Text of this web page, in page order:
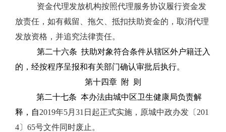
资金代理发放机构按照代理服务协议履行资金发
放责任，如有截留、拖欠、抵扣扶助资金的，取消代理
发放资格，并追究法律责任。
第二十六条 扶助对象符合条件从辖区外户籍迁入
的，经按程序呈报和有关部门确认审批后执行。
第十四章 附 则
第二十七条 本办法由城中区卫生健康局负责解
释，自2019年5月 31 日起正式实施，原城中政办发〔 201
4〕 65号文件同时废止。